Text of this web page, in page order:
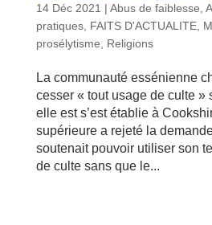
14 Déc 2021 | Abus de faiblesse
pratiques, FAITS D'ACTUALITE,
prosélytisme
Religions
La communauté essénienne
cesser « tout usage de culte »
elle est s’est établie à
supérieure a rejeté la
soutenait pouvoir utiliser son
de culte sans que le...